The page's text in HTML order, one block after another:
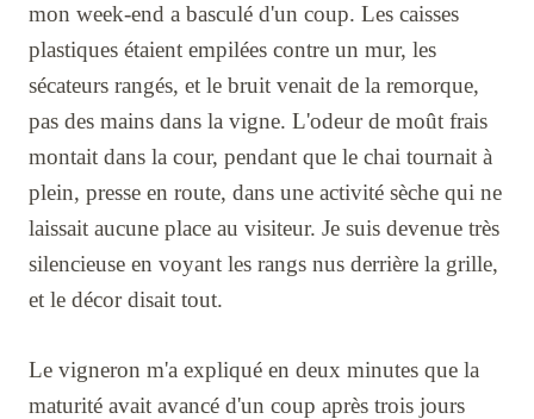
mon week-end a basculé d'un coup. Les caisses
plastiques étaient empilées contre un mur, les
sécateurs rangés, et le bruit venait de la remorque,
pas des mains dans la vigne. L'odeur de moût frais
montait dans la cour, pendant que le chai tournait à
plein, presse en route, dans une activité sèche qui ne
laissait aucune place au visiteur. Je suis devenue très
silencieuse en voyant les rangs nus derrière la grille,
et le décor disait tout.
Le vigneron m'a expliqué en deux minutes que la
maturité avait avancé d'un coup après trois jours